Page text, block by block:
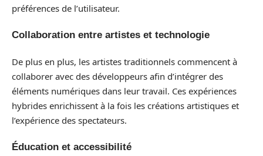
préférences de l’utilisateur.
Collaboration entre artistes et technologie
De plus en plus, les artistes traditionnels commencent à
collaborer avec des développeurs afin d’intégrer des
éléments numériques dans leur travail. Ces expériences
hybrides enrichissent à la fois les créations artistiques et
l’expérience des spectateurs.
Éducation et accessibilité